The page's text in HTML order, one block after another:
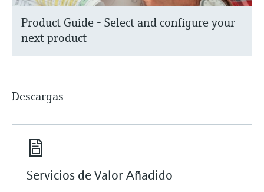
Product Guide - Select and configure your
next product
Descargas
Servicios de Valor Añadido